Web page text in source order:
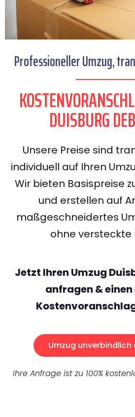
Professioneller Umzug,
DUISBURG
Unsere Preise sind
individuell auf Ihren
Wir bieten Basispreise
und erstellen auf
maßgeschneidertes
ohne versteckte
Jetzt Ihren Umzug
anfragen &
Umzug unverbindlich
Ihre Anfrage ist zu 100%